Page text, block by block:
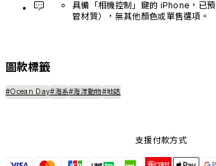
具備「相機控制」鍵的 iPhone，已
管材質），無其他顏色或單售選項。
圖款標籤
#Ocean Day#海系#海洋動物#地誌
支援付款方式